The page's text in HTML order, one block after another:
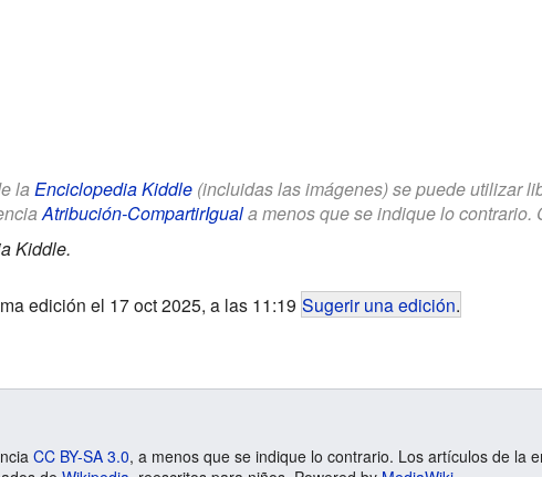
la Enciclopedia Kiddle(incluidas las imágenes) se puede utilizar
Atribución-CompartirIguala menos que se indique lo contrario.
Kiddle.
edición el 17 oct 2025, a las 11:19 Sugerir una edición.
CC BY-SA 3.0, a menos que se indique lo contrario. Los artículos de la